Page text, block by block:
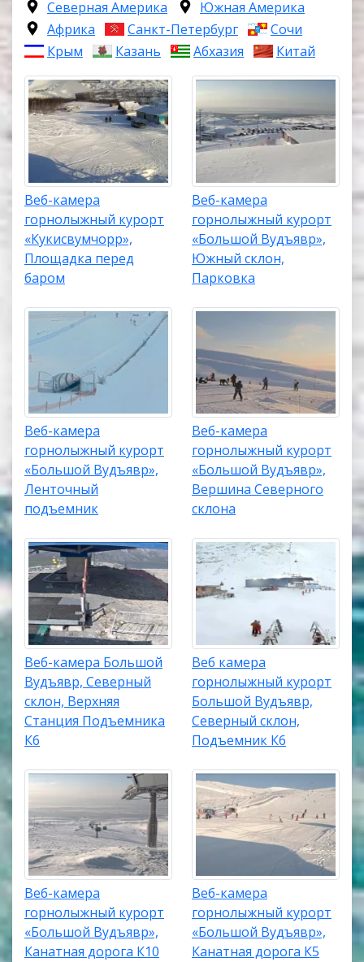
Северная Америка
Южная Америка
Африка
Санкт-Петербург
Сочи
Крым
Казань Абхазия Китай
Веб-камера
горнолыжный курорт
«Кукисвумчорр»,
Площадка перед
баром
Веб-камера
горнолыжный курорт
«Большой Вудъявр»,
Южный склон,
Парковка
Веб-камера
горнолыжный курорт
«Большой Вудъявр»,
Ленточный
подъемник
Веб-камера
горнолыжный курорт
«Большой Вудъявр»,
Вершина Северного
склона
Веб-камера Большой
Вудъявр, Северный
склон, Верхняя
Станция Подъемника
К6
Веб камера
горнолыжный курорт
Большой Вудъявр,
Северный склон,
Подъемник К6
Веб-камера
горнолыжный курорт
«Большой Вудъявр»,
Канатная дорога К10
Веб-камера
горнолыжный курорт
«Большой Вудъявр»,
Канатная дорога К5